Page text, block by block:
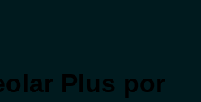
Plus por